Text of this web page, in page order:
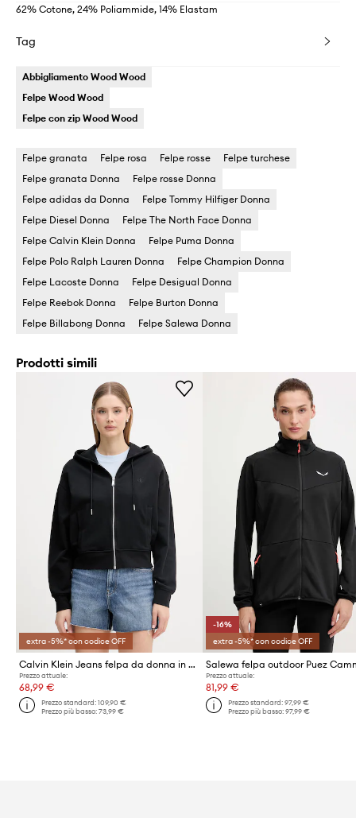
62% Cotone, 24% Poliammide, 14% Elastam
Tag
Abbigliamento Wood Wood
Felpe Wood Wood
Felpe con zip Wood Wood
Felpe granata Felpe rosa Felpe rosse
Felpe turchese
Felpe granata Donna
Felpe rosse Donna
Felpe adidas da Donna
Felpe Tommy Hilfiger Donna
Felpe Diesel Donna
Felpe The North Face Donna
Felpe Calvin Klein Donna
Felpe Puma Donna
Felpe Polo Ralph Lauren Donna
Felpe Champion Donna
Felpe Lacoste Donna
Felpe Desigual Donna
Felpe Reebok Donna
Felpe Burton Donna
Felpe Billabong Donna
Felpe Salewa Donna
Prodotti simili
extra -5%* con codice OFF
Calvin Klein Jeans felpa da donna in cotone
Prezzo attuale:
68,99 €
Prezzo standard:109,90 €
Prezzo più basso:73,99 €
-16%
extra -5%* con codice OFF
Salewa felpa outdoor Puez
Prezzo attuale:
81,99 €
Prezzo standard: 97,99 €
Prezzo più basso: 97,99 €